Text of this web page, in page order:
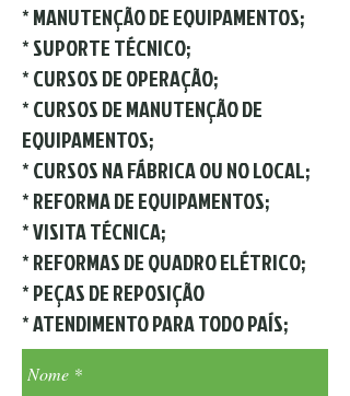
* MANUTENÇÃO DE EQUIPAMENTOS;
* SUPORTE TÉCNICO;
* CURSOS DE OPERAÇÃO;
* CURSOS DE MANUTENÇÃO DE
EQUIPAMENTOS;
* CURSOS NA FÁBRICA OU NO LOCAL;
* REFORMA DE EQUIPAMENTOS;
* VISITA TÉCNICA;
* REFORMAS DE QUADRO ELÉTRICO;
* PEÇAS DE REPOSIÇÃO
* ATENDIMENTO PARA TODO PAÍS;